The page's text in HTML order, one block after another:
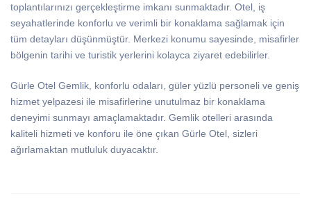
toplantılarınızı gerçekleştirme imkanı sunmaktadır. Otel, iş
seyahatlerinde konforlu ve verimli bir konaklama sağlamak için
tüm detayları düşünmüştür. Merkezi konumu sayesinde, misafirler
bölgenin tarihi ve turistik yerlerini kolayca ziyaret edebilirler.
Gürle Otel Gemlik, konforlu odaları, güler yüzlü personeli ve geniş
hizmet yelpazesi ile misafirlerine unutulmaz bir konaklama
deneyimi sunmayı amaçlamaktadır. Gemlik otelleri arasında
kaliteli hizmeti ve konforu ile öne çıkan Gürle Otel, sizleri
ağırlamaktan mutluluk duyacaktır.